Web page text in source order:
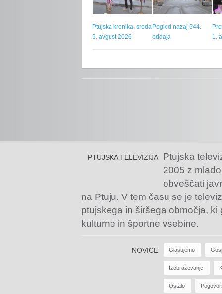
Ptujska kronika, sreda
5. avgust 2026
Pogled nazaj 544.
oddaja
1.
PTUJSKA TELEVIZIJA
Ptujska
2005 z
obveščati
na Ptuju. V tem času se je
ptujskega in širšega območja,
kulturne in športne vsebine.
NOVICE Glasujemo
Izobraževanje
Ostalo